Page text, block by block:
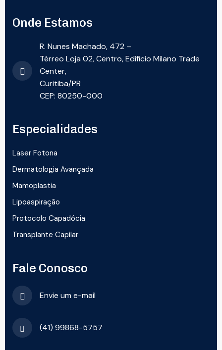
Onde Estamos
R. Nunes Machado, 472 –
Térreo Loja 02, Centro, Edifício Milano Trade
Center,
Curitiba/PR
CEP: 80250-000
Especialidades
Laser Fotona
Dermatologia Avançada
Mamoplastia
Lipoaspiração
Protocolo Capadócia
Transplante Capilar
Fale Conosco
Envie um e-mail
(41) 99868-5757